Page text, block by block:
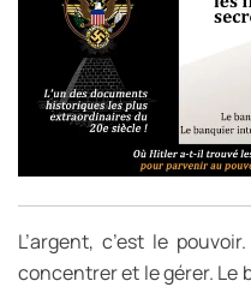
L’argent, c’est le
concentrer et le gérer. Le